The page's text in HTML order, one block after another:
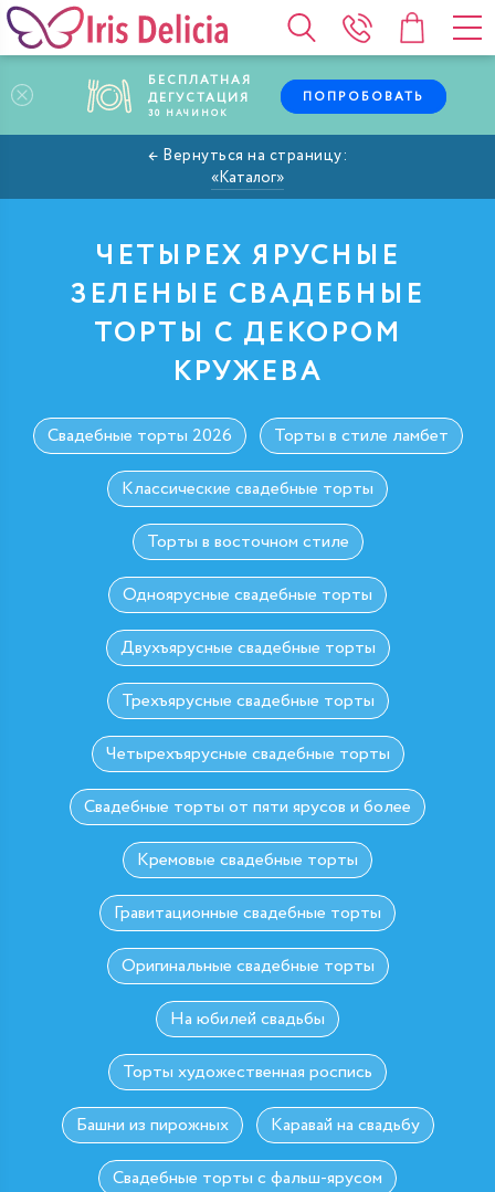
БЕСПЛАТНАЯ
ДЕГУСТАЦИЯ
30 НАЧИНОК
ПОПРОБОВАТЬ
Каталог
ЧЕТЫРЕХ ЯРУСНЫЕ
ЗЕЛЕНЫЕ СВАДЕБНЫЕ
ТОРТЫ С ДЕКОРОМ
КРУЖЕВА
Свадебные торты 2026 Торты в стиле ламбет
Классические свадебные торты
Торты в восточном стиле
Одноярусные свадебные торты
Двухъярусные свадебные торты
Трехъярусные свадебные торты
Четырехъярусные свадебные торты
Свадебные торты от пяти ярусов и более
Кремовые свадебные торты
Гравитационные свадебные торты
Оригинальные свадебные торты
На юбилей свадьбы
Торты художественная роспись
Башни из пирожных Каравай на свадьбу
Свадебные торты с фальш-ярусом